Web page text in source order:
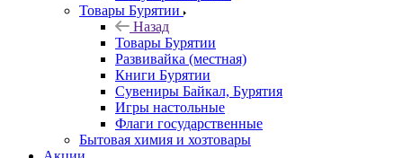
Товары Бурятии
Назад
Товары Бурятии
Развивайка (местная)
Книги Бурятии
Сувениры Байкал, Бурятия
Игры настольные
Флаги государственные
Бытовая химия и хозтовары